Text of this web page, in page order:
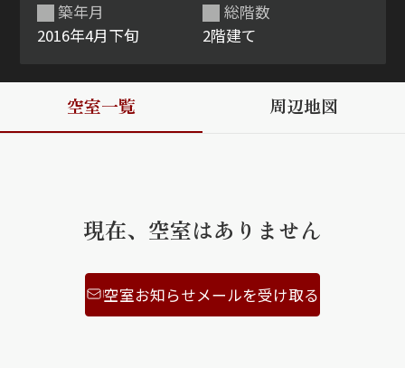
ルームツアー 動画ギャラリー
らくらく内見
自立型サービス付き・シニア向け
築年月
2016年4月下旬
総階数
2階建て
空室一覧 周辺地図
現在、空室はありません
空室お知らせメールを受け取る